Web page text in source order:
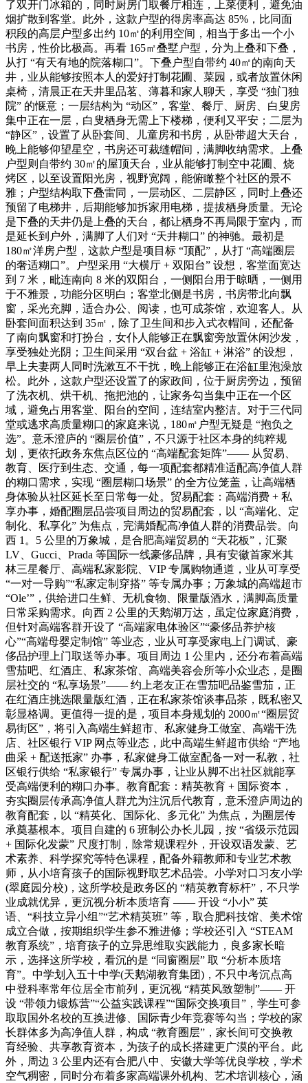
了双开门冰箱的，同时厨房门取餐厅相连，上菜便利，避免油
烟扩散到客堂。此外，这款户型的得房率高达 85%，比同面
积段的高层户型多出约 10㎡的利用空间，相当于多出一个小
书房，性价比极高。再看 165㎡叠墅户型，分为上叠和下叠，
从打 “有天有地的院落糊口”。下叠户型自带约 40㎡的南向天
井，业从能够按照本人的爱好打制花圃、菜园，或者放置休闲
桌椅，清晨正在天井里品茗、薄暮和家人聊天，享受 “独门独
院” 的惬意；一层结构为 “动区”，客堂、餐厅、厨房、白叟房
集中正在一层，白叟栖身无需上下楼梯，便利又平安；二层为
“静区”，设置了从卧套间、儿童房和书房，从卧带超大天台，
晚上能够仰望星空，书房还可裁缝帽间，满脚收纳需求。上叠
户型则自带约 30㎡的屋顶天台，业从能够打制空中花圃、烧
烤区，以至设置阳光房，视野宽阔，能俯瞰整个社区的景不
雅；户型结构取下叠雷同，一层动区、二层静区，同时上叠还
预留了电梯井，后期能够加拆家用电梯，提拔栖身质量。无论
是下叠的天井仍是上叠的天台，都让栖身不再局限于室内，而
是延长到户外，满脚了人们对 “天井糊口” 的神驰。最初是
180㎡洋房户型，这款户型是项目标 “顶配”，从打 “高端圈层
的奢适糊口”。户型采用 “大横厅 + 双阳台” 设想，客堂面宽达
到 7 米，毗连南向 8 米的双阳台，一侧阳台用于晾晒，一侧用
于不雅景，功能分区明白；客堂北侧是书房，书房带北向飘
窗，采光充脚，适合办公、阅读，也可成茶馆，欢迎客人。从
卧套间面积达到 35㎡，除了卫生间和步入式衣帽间，还配备
了南向飘窗和打扮台，女仆人能够正在飘窗旁放置休闲沙发，
享受独处光阴；卫生间采用 “双台盆 + 浴缸 + 淋浴” 的设想，
早上夫妻两人同时洗漱互不干扰，晚上能够正在浴缸里泡澡放
松。此外，这款户型还设置了的家政间，位于厨房旁边，预留
了洗衣机、烘干机、拖把池的，让家务勾当集中正在一个区
域，避免占用客堂、阳台的空间，连结室内整洁。对于三代同
堂或逃求高质量糊口的家庭来说，180㎡户型无疑是 “抱负之
选”。意禾澄庐的 “圈层价值”，不只源于社区本身的纯粹规
划，更依托政务东焦点区位的 “高端配套矩阵”—— 从贸易、
教育、医疗到生态、交通，每一项配套都精准适配高净值人群
的糊口需求，实现 “圈层糊口场景” 的全方位笼盖，让高端栖
身体验从社区延长至日常每一处。贸易配套：高端消费 + 私
享办事，婚配圈层品尝项目周边的贸易配套，以 “高端化、定
制化、私享化” 为焦点，完满婚配高净值人群的消费品尝。向
西 1。5 公里的万象城，是合肥高端贸易的 “天花板”，汇聚
LV、Gucci、Prada 等国际一线豪侈品牌，具有安徽首家米其
林三星餐厅、高端私家影院、VIP 专属购物通道，业从可享受
“一对一导购”“私家定制穿搭” 等专属办事；万象城的高端超市
“Ole’”，供给进口生鲜、无机食物、限量版酒水，满脚高质量
日常采购需求。向西 2 公里的天鹅湖万达，虽定位家庭消费，
但针对高端客群开设了 “高端家电体验区”“豪侈品养护核
心”“高端母婴定制馆” 等业态，业从可享受家电上门调试、豪
侈品护理上门取送等办事。项目周边 1 公里内，还分布着高端
雪茄吧、红酒庄、私家茶馆、高端美容会所等小众业态，是圈
层社交的 “私享场景”—— 约上老友正在雪茄吧品鉴雪茄，正
在红酒庄挑选限量版红酒，正在私家茶馆谈事品茶，既私密又
彰显格调。更值得一提的是，项目本身规划的 2000㎡“圈层贸
易街区”，将引入高端生鲜超市、私家健身工做室、高端干洗
店、社区银行 VIP 网点等业态，此中高端生鲜超市供给 “产地
曲采 + 配送抵家” 办事，私家健身工做室配备一对一私教，社
区银行供给 “私家银行” 专属办事，让业从脚不出社区就能享
受高端便利的糊口办事。教育配套：精英教育 + 国际资本，
夯实圈层传承高净值人群尤为注沉后代教育，意禾澄庐周边的
教育配套，以 “精英化、国际化、多元化” 为焦点，为圈层传
承奠基根本。项目自建的 6 班制公办长儿园，按 “省级示范园
+ 国际化发蒙” 尺度打制，除常规课程外，开设双语发蒙、艺
术素养、科学探究等特色课程，配备外籍教师和专业艺术教
师，从小培育孩子的国际视野取艺术品尝。小学对口习友小学
(翠庭园分校)，这所学校是政务区的 “精英教育标杆”，不只学
业成就优异，更沉视分析本质培育 —— 开设 “小小” 英
语、“科技立异小组”“艺术精英班” 等，取合肥科技馆、美术馆
成立合做，按期组织学生参不雅进修；学校还引入 “STEAM
教育系统”，培育孩子的立异思维取实践能力，良多家长暗
示，选择这所学校，看沉的是 “同窗圈层” 取 “分析本质培
育”。中学划入五十中学(天鹅湖教育集团)，不只中考沉点高
中登科率常年位居全市前列，更沉视 “精英风致塑制”—— 开
设 “带领力锻炼营”“公益实践课程”“国际交换项目”，学生可参
取取国外名校的互换进修、国际青少年竞赛等勾当；学校的家
长群体多为高净值人群，构成 “教育圈层”，家长间可交换教
育经验、共享教育资本，为孩子的成长搭建更广漠的平台。此
外，周边 3 公里内还有合肥八中、安徽大学等优良学校，学术
空气稠密，同时分布着多家高端课外机构、艺术培训核心，涵